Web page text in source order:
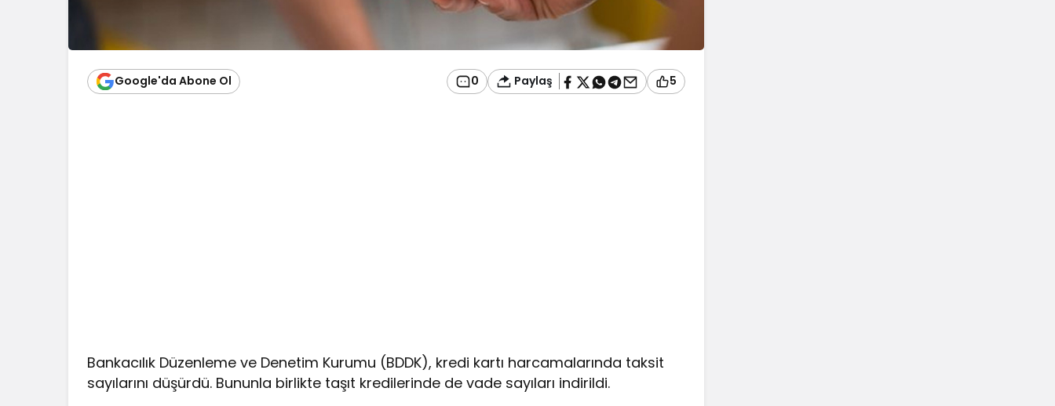
Google'da Abone Ol 0 Paylaş 5
Bankacılık Düzenleme ve Denetim Kurumu (BDDK), kredi kartı harcamalarında taksit
sayılarını düşürdü. Bununla birlikte taşıt kredilerinde de vade sayıları indirildi.